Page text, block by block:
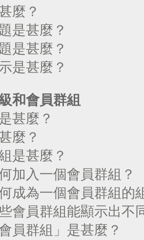
麼？
是甚麼？
是甚麼？
是甚麼？
和會員群組
甚麼？
麼？
是甚麼？
加入一個會員群組？
成為一個會員群組的
會員群組能顯示出不
員群組」是甚麼？